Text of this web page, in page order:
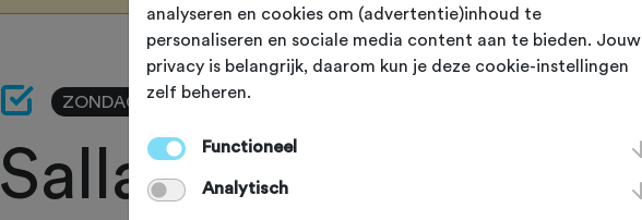
ZONDAG 5 JUL Haarle (Overijssel)
Sallands Mooiste
analyseren en cookies om (advertentie)inhoud te
personaliseren en sociale media content aan te bieden. Jouw
privacy is belangrijk, daarom kun je deze cookie-instellingen
zelf beheren.
Functioneel
Analytisch